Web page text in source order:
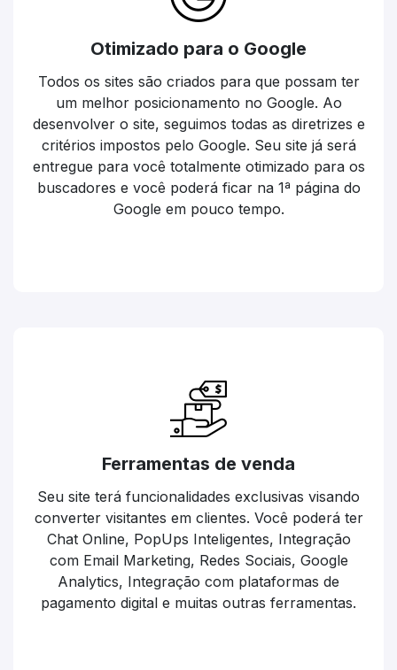
Otimizado para o Google
Todos os sites são criados para que possam ter
um melhor posicionamento no Google. Ao
desenvolver o site, seguimos todas as diretrizes e
critérios impostos pelo Google. Seu site já será
entregue para você totalmente otimizado para os
buscadores e você poderá ficar na 1ª página do
Google em pouco tempo.
Ferramentas de venda
Seu site terá funcionalidades exclusivas visando
converter visitantes em clientes. Você poderá ter
Chat Online, PopUps Inteligentes, Integração
com Email Marketing, Redes Sociais, Google
Analytics, Integração com plataformas de
pagamento digital e muitas outras ferramentas.